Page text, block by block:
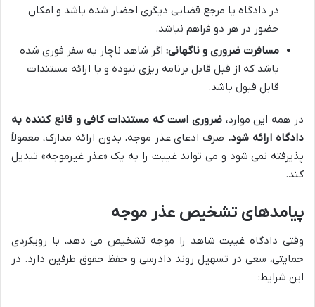
در دادگاه یا مرجع قضایی دیگری احضار شده باشد و امکان
حضور در هر دو فراهم نباشد.
مسافرت ضروری و ناگهانی: اگر شاهد ناچار به سفر فوری شده
باشد که از قبل قابل برنامه ریزی نبوده و با ارائه مستندات
قابل قبول باشد.
در همه این موارد،ضروری است که مستندات کافی و قانع کننده به
دادگاه ارائه شود. صرف ادعای عذر موجه، بدون ارائه مدارک، معمولاً
پذیرفته نمی شود و می تواند غیبت را به یک «عذر غیرموجه» تبدیل
کند.
پیامدهای تشخیص عذر موجه
وقتی دادگاه غیبت شاهد را موجه تشخیص می دهد، با رویکردی
حمایتی، سعی در تسهیل روند دادرسی و حفظ حقوق طرفین دارد. در
این شرایط: